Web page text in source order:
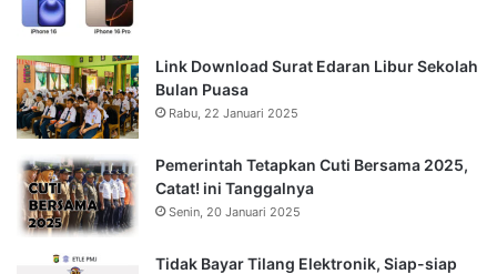
Link Download Surat Edaran Libur Sekolah
Bulan Puasa
Rabu, 22 Januari 2025
Pemerintah Tetapkan Cuti Bersama 2025,
Catat! ini Tanggalnya
Senin, 20 Januari 2025
Tidak Bayar Tilang Elektronik, Siap-siap